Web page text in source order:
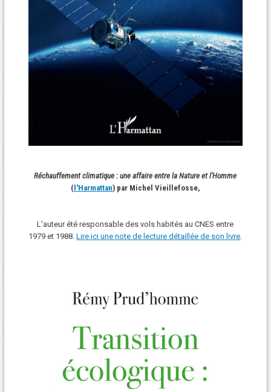
Réchauffement climatique : une affaire entre la Nature et l'Homme
(l'Harmattan) par Michel Vieillefosse,
L'auteur été responsable des vols habités au CNES entre
1979 et 1988.Lire ici une note de lecture détaillée de son livre